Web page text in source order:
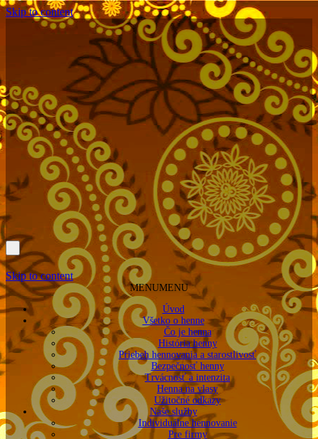
Skip to content
Skip to content
MENUMENU
Úvod
Všetko o henne
Čo je henna
História henny
Priebeh hennovania a starostlivosť
Bezpečnosť henny
Trvácnosť a intenzita
Henna na vlasy
Užitočné odkazy
Naše služby
Individuálne hennovanie
Pre firmy